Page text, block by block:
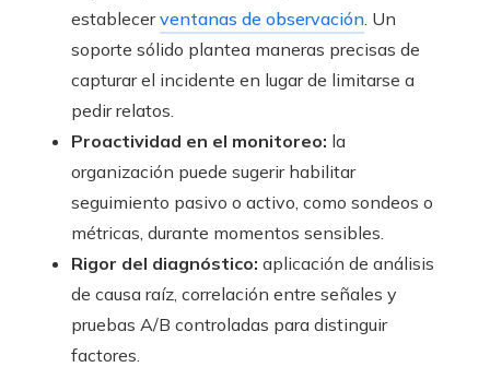
establecerventanas de observación. Un
soporte sólido plantea maneras precisas de
capturar el incidente en lugar de limitarse a
pedir relatos.
Proactividad en el monitoreo: la
organización puede sugerir habilitar
seguimiento pasivo o activo, como sondeos o
métricas, durante momentos sensibles.
Rigor del diagnóstico: aplicación de análisis
de causa raíz, correlación entre señales y
pruebas A/B controladas para distinguir
factores.